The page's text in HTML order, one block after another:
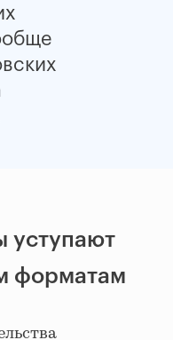
уступают
форматам